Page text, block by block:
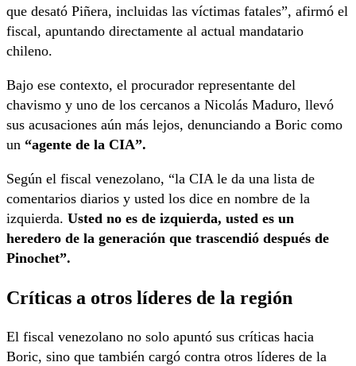
que desató Piñera, incluidas las víctimas fatales”, afirmó el
fiscal, apuntando directamente al actual mandatario
chileno.
Bajo ese contexto, el procurador representante del
chavismo y uno de los cercanos a Nicolás Maduro, llevó
sus acusaciones aún más lejos, denunciando a Boric como
un “agente de la CIA”.
Según el fiscal venezolano, “la CIA le da una lista de
comentarios diarios y usted los dice en nombre de la
izquierda. Usted no es de izquierda, usted es un
heredero de la generación que trascendió después de
Pinochet”.
Críticas a otros líderes de la región
El fiscal venezolano no solo apuntó sus críticas hacia
Boric, sino que también cargó contra otros líderes de la